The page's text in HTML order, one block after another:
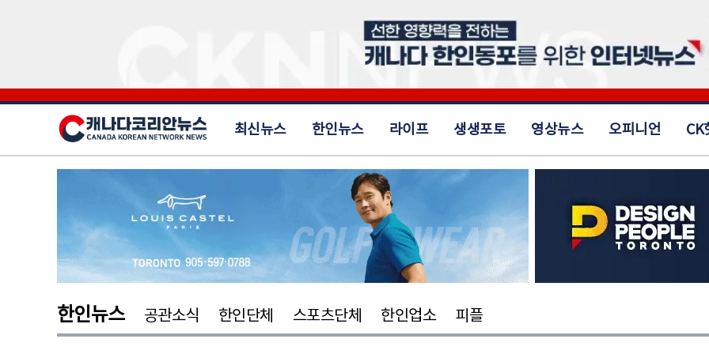
최신뉴스 한인뉴스 라이프 생생포토 영상뉴스 오피니언 CK
한인뉴스 공관소식 한인단체 스포츠단체 한인업소 피플